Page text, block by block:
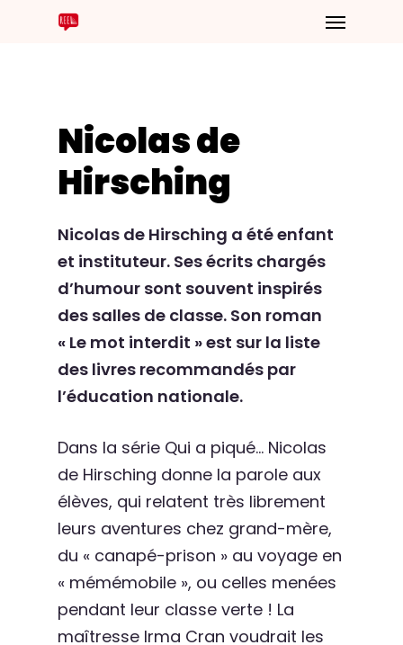
Nicolas de
Hirsching
Nicolas de Hirsching a été enfant
et instituteur. Ses écrits chargés
d’humour sont souvent inspirés
des salles de classe. Son roman
« Le mot interdit » est sur la liste
des livres recommandés par
l’éducation nationale.
Dans la série Qui a piqué… Nicolas
de Hirsching donne la parole aux
élèves, qui relatent très librement
leurs aventures chez grand-mère,
du « canapé-prison » au voyage en
« mémémobile », ou celles menées
pendant leur classe verte ! La
maîtresse Irma Cran voudrait les